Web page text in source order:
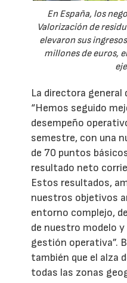
En España, los
Valorización de
elevaron sus
millones de euros,
La directora general
“Hemos seguido
desempeño
semestre, con una
de 70 puntos
resultado neto
Estos resultados,
nuestros objetivos
entorno complejo,
de nuestro modelo
gestión operativa”.
también que el alza
todas las zonas